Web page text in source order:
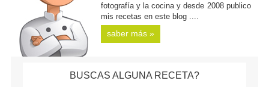
fotografía y la cocina y desde 2008 publico
mis recetas en este blog ....
saber más »
BUSCAS ALGUNA RECETA?